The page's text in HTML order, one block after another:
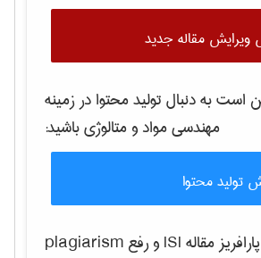
مقاله جدید
به دنبال تولید محتوا در زمینه
مهندسی مواد و متالوژیباشید:
تولید محتوا
پارافریز مقاله ISI و رفع plagiarism